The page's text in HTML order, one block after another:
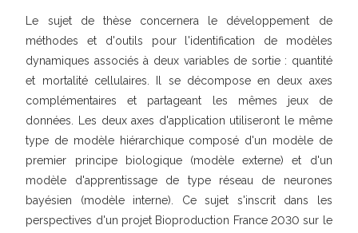
Le sujet de thèse concernera le développement de
méthodes et d'outils pour l'identification de modèles
dynamiques associés à deux variables de sortie : quantité
et mortalité cellulaires. Il se décompose en deux axes
complémentaires et partageant les mêmes jeux de
données. Les deux axes d'application utiliseront le même
type de modèle hiérarchique composé d'un modèle de
premier principe biologique (modèle externe) et d'un
modèle d'apprentissage de type réseau de neurones
bayésien (modèle interne). Ce sujet s'inscrit dans les
perspectives d'un projet Bioproduction France 2030 sur le